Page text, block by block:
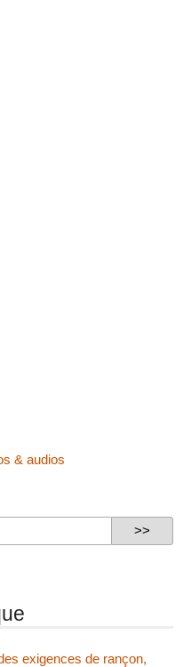
& audios
exigences de rançon,